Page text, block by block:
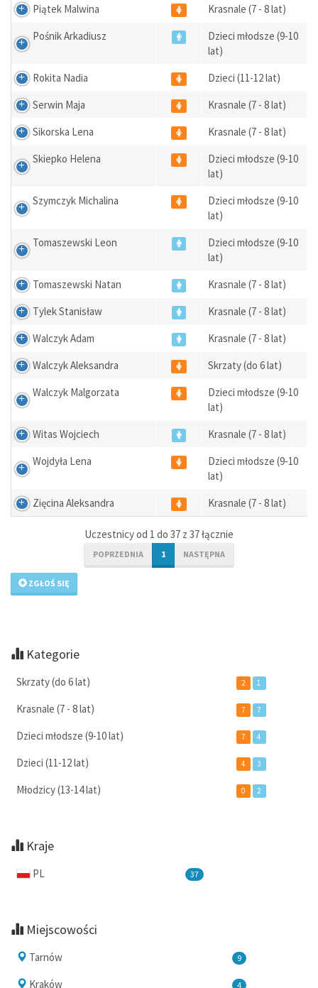
Piątek Malwina
Krasnale (7 - 8 lat)
Pośnik Arkadiusz
Dzieci młodsze (9-10
lat)
Rokita Nadia
Dzieci (11-12 lat)
Serwin Maja
Krasnale (7 - 8 lat)
Sikorska Lena
Krasnale (7 - 8 lat)
Skiepko Helena
Dzieci młodsze (9-10
lat)
Szymczyk Michalina
Dzieci młodsze (9-10
lat)
Tomaszewski Leon
Dzieci młodsze (9-10
lat)
Tomaszewski Natan
Krasnale (7 - 8 lat)
Tylek Stanisław
Krasnale (7 - 8 lat)
Walczyk Adam
Krasnale (7 - 8 lat)
Walczyk Aleksandra
Skrzaty (do 6 lat)
Walczyk Malgorzata
Dzieci młodsze (9-10
lat)
Witas Wojciech
Krasnale (7 - 8 lat)
Wojdyła Lena
Dzieci młodsze (9-10
lat)
Zięcina Aleksandra
Krasnale (7 - 8 lat)
Uczestnicy od 1 do 37 z 37 łącznie
POPRZEDNIA 1 NASTĘPNA
ZGŁOŚ SIĘ
Kategorie
Skrzaty (do 6 lat) 2 1
Krasnale (7 - 8 lat) 7 7
Dzieci młodsze (9-10 lat) 7 4
Dzieci (11-12 lat) 4 3
Młodzicy (13-14 lat) 0 2
Kraje
PL 37
Miejscowości
Tarnów 9
Kraków 4